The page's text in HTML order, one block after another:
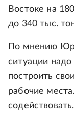
Востоке на
до 340 тыс.
По мнению
ситуации
построить
рабочие
содействовать.